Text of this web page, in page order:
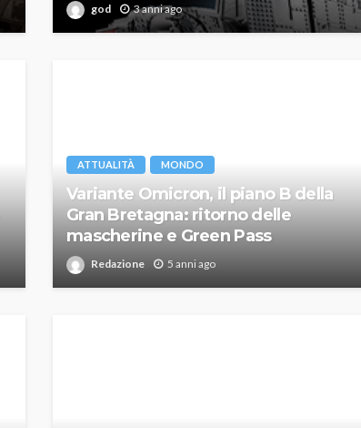
god 3 anni ago
ATTUALITÀ MONDO
Variante Omicron, il piano B della
Gran Bretagna: ritorno delle
mascherine e Green Pass
Redazione 5 anni ago